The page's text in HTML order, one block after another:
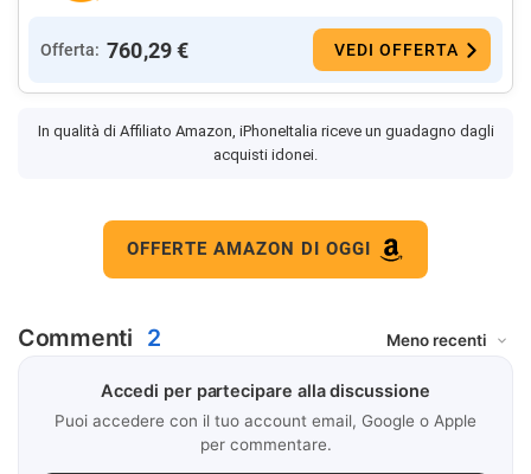
Offerta: 760,29 € VEDI OFFERTA
In qualità di Affiliato Amazon, iPhoneItalia riceve un guadagno dagli
acquisti idonei.
OFFERTE AMAZON DI OGGI
Commenti 2
Accedi per partecipare alla discussione
Puoi accedere con il tuo account email, Google o Apple
per commentare.